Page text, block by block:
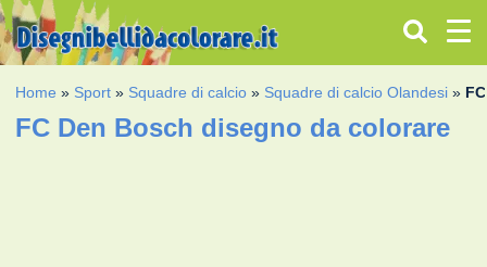
Home » Sport » Squadre di calcio » Squadre di calcio Olandesi »
FC Den Bosch disegno da colorare